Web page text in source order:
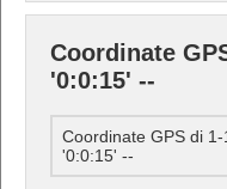
Coordinate
'0:0:15' --
Coordinate GPS di
'0:0:15' --